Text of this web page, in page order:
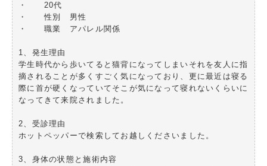
・ 20代
・ 性別 男性
・ 職業 アパレル関係
1、発生理由
学生時代から歩いてると猫背になってしまいそれを友人に指
摘されることが多くすごく気になっており、更に最近は寝る
際に首が硬くなっていてそこが気になって寝れないくらいに
なってきて来院されました。
2、受診理由
ホットペッパーで検索してお越しくださいました。
3、身体の状態と施術内容